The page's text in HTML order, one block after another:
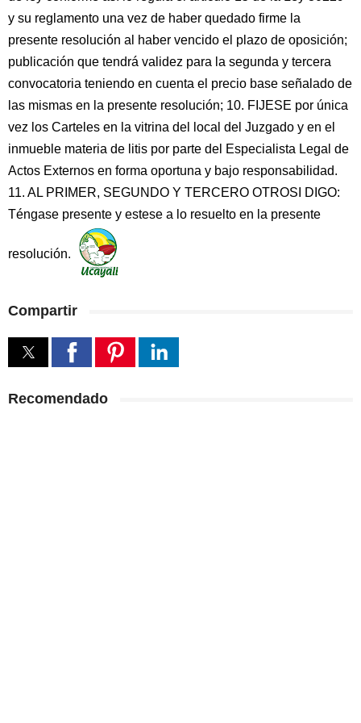
y su reglamento una vez de haber quedado firme la
presente resolución al haber vencido el plazo de oposición;
publicación que tendrá validez para la segunda y tercera
convocatoria teniendo en cuenta el precio base señalado de
las mismas en la presente resolución; 10. FIJESE por única
vez los Carteles en la vitrina del local del Juzgado y en el
inmueble materia de litis por parte del Especialista Legal de
Actos Externos en forma oportuna y bajo responsabilidad.
11. AL PRIMER, SEGUNDO Y TERCERO OTROSI DIGO:
Téngase presente y estese a lo resuelto en la presente
resolución.
Compartir
Recomendado